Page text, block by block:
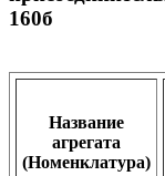
160б
Название
агрегата
(Номенклатура)